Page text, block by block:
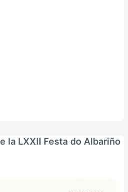
la LXXII Festa do Albariño